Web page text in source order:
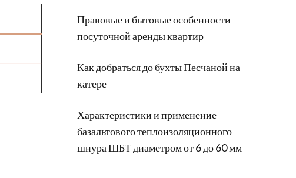
Правовые и бытовые особенности
посуточной аренды квартир
Как добраться до бухты Песчаной на
катере
Характеристики и применение
базальтового теплоизоляционного
шнура ШБТ диаметром от 6 до 60 мм